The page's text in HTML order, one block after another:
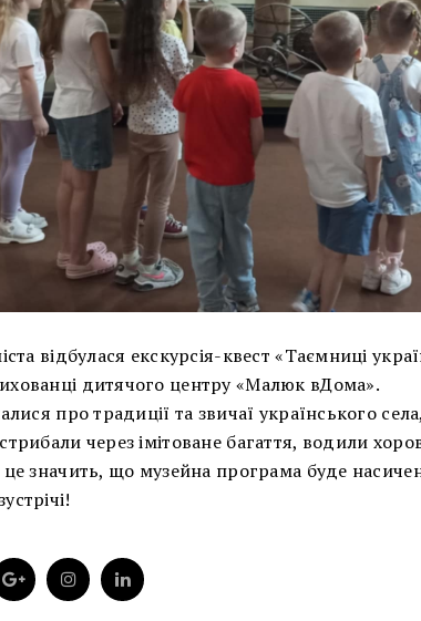
відбулася екскурсія-квест «Таємниці
дитячого центру «Малюк вДома».
про традиції та звичаї українського
через імітоване багаття, водили
це значить, що музейна програма буде